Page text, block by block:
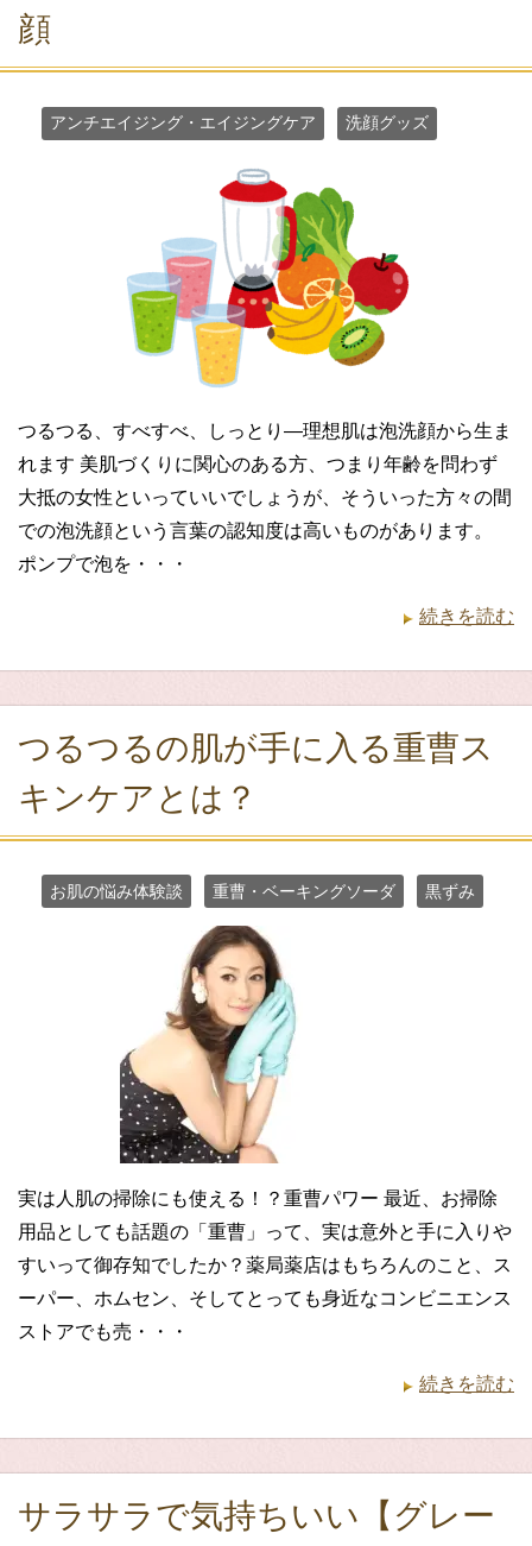
顔
アンチエイジング・エイジングケア 洗顔グッズ
つるつる、すべすべ、しっとり—理想肌は泡洗顔から生ま
れます 美肌づくりに関心のある方、つまり年齢を問わず
大抵の女性といっていいでしょうが、そういった方々の間
での泡洗顔という言葉の認知度は高いものがあります。
ポンプで泡を・・・
続きを読む
つるつるの肌が手に入る重曹ス
キンケアとは？
お肌の悩み体験談 重曹・ベーキングソーダ 黒ずみ
実は人肌の掃除にも使える！？重曹パワー 最近、お掃除
用品としても話題の「重曹」って、実は意外と手に入りや
すいって御存知でしたか？薬局薬店はもちろんのこと、ス
ーパー、ホムセン、そしてとっても身近なコンビニエンス
ストアでも売・・・
続きを読む
サラサラで気持ちいい【グレー